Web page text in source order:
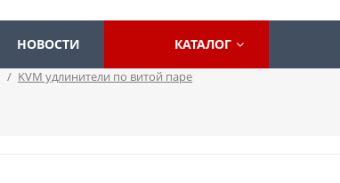
НОВОСТИ КАТАЛОГ
/ KVM удлинители по витой паре